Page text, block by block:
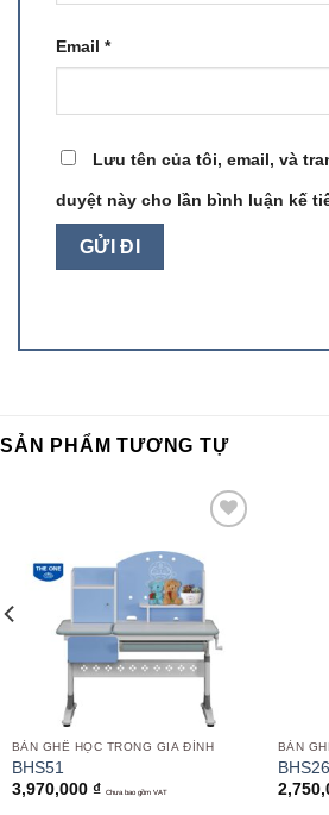
Email *
Lưu tên của tôi, email, và
duyệt này cho lần bình luận kế
SẢN PHẨM TƯƠNG TỰ
Add to
wishlist
BÀN GHẾ HỌC TRONG GIA ĐÌNH
BHS51
3,970,000 ₫ Chưa bao gồm VAT
BÀN
BHS26